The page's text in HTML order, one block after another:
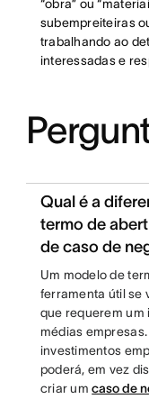
“obra” ou
subempreiteiras
trabalhando ao
interessadas e
Qual é a
termo de
de caso de
Um modelo de
ferramenta útil se
que requerem um
médias
investimentos
poderá, em vez
criar umcaso de